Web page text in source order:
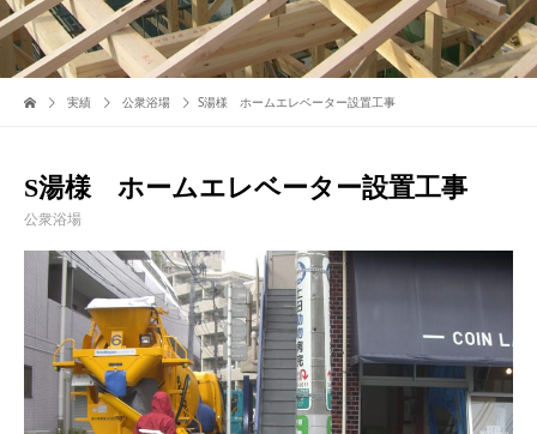
実績 公衆浴場 S湯様 ホームエレベーター設置工事
S湯様 ホームエレベーター設置工事
公衆浴場